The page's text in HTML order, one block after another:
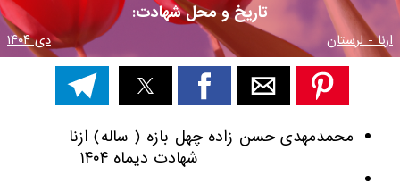
تاریخ و محل شهادت:
ازنا - لرستان دی ۱۴۰۴
محمدمهدی حسن زاده چهل بازه ( ساله) ازنا
شهادت دیماه ۱۴۰۴